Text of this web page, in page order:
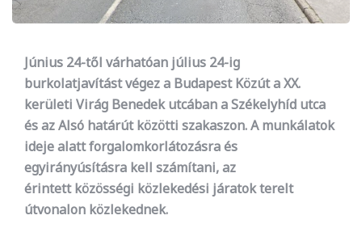
Június 24-től várhatóan július 24-ig
burkolatjavítást végez a Budapest Közút a XX.
kerületi Virág Benedek utcában a Székelyhíd utca
és az Alsó határút közötti szakaszon. A munkálatok
ideje alatt forgalomkorlátozásra és
egyirányúsításra kell számítani, az
érintett közösségi közlekedési járatok terelt
útvonalon közlekednek.